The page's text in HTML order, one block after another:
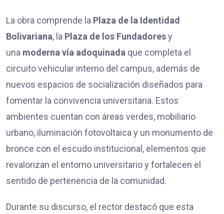
La obra comprende la Plaza de la Identidad
Bolivariana, la Plaza de los Fundadoresy
una moderna vía adoquinada que completa el
circuito vehicular interno del campus, además de
nuevos espacios de socialización diseñados para
fomentar la convivencia universitaria. Estos
ambientes cuentan con áreas verdes, mobiliario
urbano, iluminación fotovoltaica y un monumento de
bronce con el escudo institucional, elementos que
revalorizan el entorno universitario y fortalecen el
sentido de pertenencia de la comunidad.
Durante su discurso, el rector destacó que esta